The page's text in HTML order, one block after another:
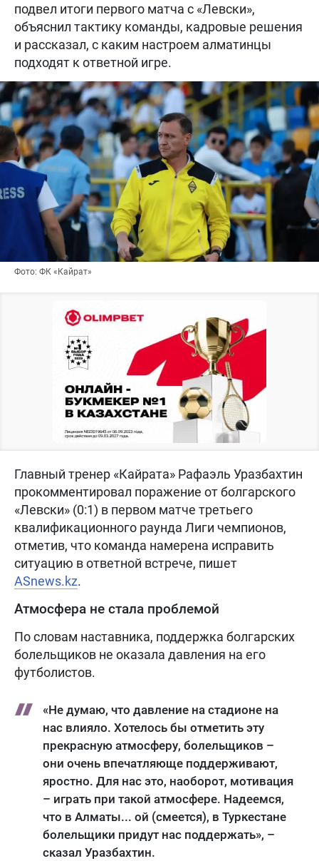
подвел итоги первого матча с «Левски»,
объяснил тактику команды, кадровые решения
и рассказал, с каким настроем алматинцы
подходят к ответной игре.
Фото: ФК «Кайрат»
Главный тренер «Кайрата» Рафаэль Уразбахтин
прокомментировал поражение от болгарского
«Левски» (0:1) в первом матче третьего
квалификационного раунда Лиги чемпионов,
отметив, что команда намерена исправить
ситуацию в ответной встрече, пишет
ASnews.kz.
Атмосфера не стала проблемой
По словам наставника, поддержка болгарских
болельщиков не оказала давления на его
футболистов.
«Не думаю, что давление на стадионе на
нас влияло. Хотелось бы отметить эту
прекрасную атмосферу, болельщиков –
они очень впечатляюще поддерживают,
яростно. Для нас это, наоборот, мотивация
– играть при такой атмосфере. Надеемся,
что в Алматы... ой (смеется), в Туркестане
болельщики придут нас поддержать», –
сказал Уразбахтин.